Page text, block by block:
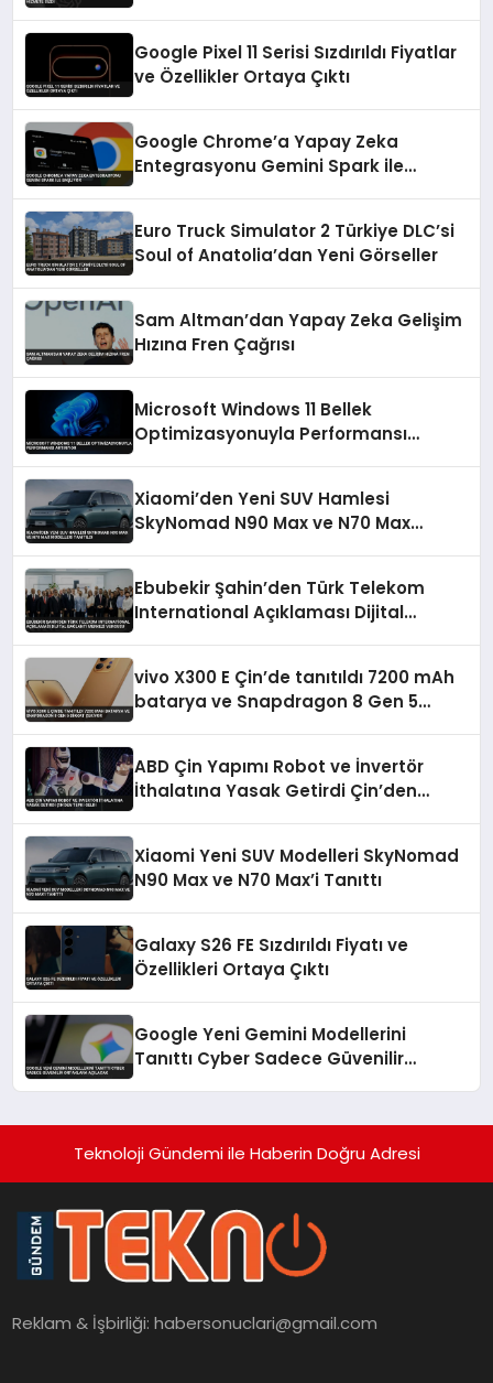
Google Pixel 11 Serisi Sızdırıldı Fiyatlar
ve Özellikler Ortaya Çıktı
Google Chrome’a Yapay Zeka
Entegrasyonu Gemini Spark ile
Euro Truck Simulator 2 Türkiye DLC’si
Soul of Anatolia’dan Yeni Görseller
Sam Altman’dan Yapay Zeka Gelişim
Hızına Fren Çağrısı
Microsoft Windows 11 Bellek
Optimizasyonuyla Performansı
Xiaomi’den Yeni SUV Hamlesi
SkyNomad N90 Max ve N70 Max
Ebubekir Şahin’den Türk Telekom
International Açıklaması Dijital
vivo X300 E Çin’de tanıtıldı 7200 mAh
batarya ve Snapdragon 8 Gen 5
ABD Çin Yapımı Robot ve İnvertör
İthalatına Yasak Getirdi Çin’den
Xiaomi Yeni SUV Modelleri SkyNomad
N90 Max ve N70 Max’i Tanıttı
Galaxy S26 FE Sızdırıldı Fiyatı ve
Özellikleri Ortaya Çıktı
Google Yeni Gemini Modellerini
Tanıttı Cyber Sadece Güvenilir
Teknoloji Gündemi ile Haberin Doğru Adresi
Reklam & İşbirliği:habersonuclari@gmail.com